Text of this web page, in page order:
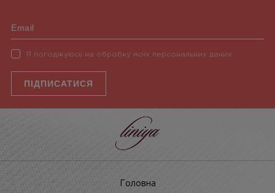
Я погоджуюсь на обробку моїх персональних даних
ПІДПИСАТИСЯ
Головна